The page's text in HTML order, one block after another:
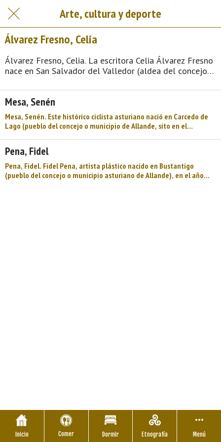
Arte, cultura y deporte
Álvarez Fresno, Celia
Álvarez Fresno, Celia. La escritora Celia Álvarez Fresno
nace en San Salvador del Valledor (aldea del concejo o
1951. De vocación temprana, escribe desde siempre y
publica por primer ...
Mesa, Senén
Mesa, Senén. Este histórico ciclista asturiano nació en Carcedo de
Lago (pueblo del concejo o municipio de Allande, sito en el
Pena, Fidel
Pena, Fidel. Fidel Pena, artista plástico nacido en Bustantigo
(pueblo del concejo o municipio asturiano de Allande), en el año
Inicio Comer Dormir Etnografía Menú